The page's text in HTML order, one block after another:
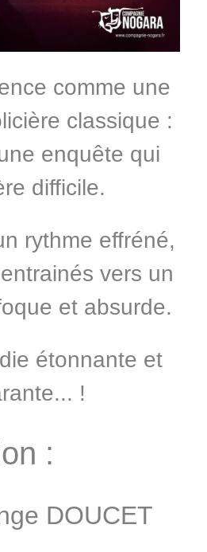
comme une
classique :
enquête qui
difficile.
rythme effréné,
vers un
et absurde.
étonnante et
!
:
DOUCET